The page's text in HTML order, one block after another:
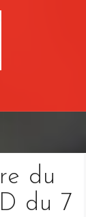
du
du 7